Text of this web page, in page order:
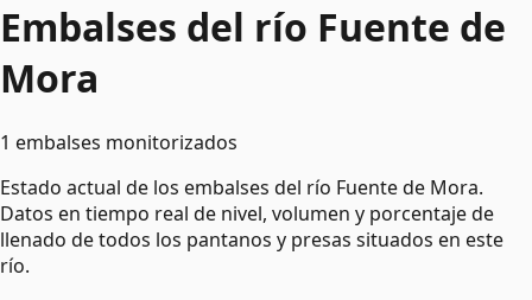
Embalses del río Fuente de
Mora
1 embalses monitorizados
Estado actual de los embalses del río Fuente de Mora.
Datos en tiempo real de nivel, volumen y porcentaje de
llenado de todos los pantanos y presas situados en este
río.